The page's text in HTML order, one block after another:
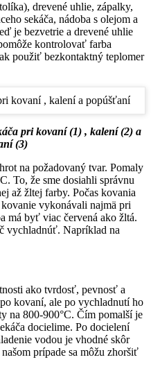
drevené uhlie, zápalky,
sekáča, nádoba s olejom a
je bezvetrie a drevené uhlie
kontrolovať farba
použiť bezkontaktný teplomer
pri kovaní (1) , kalení (2) a
(3)
na požadovaný tvar. Pomaly
To, že sme dosiahli správnu
až žltej farby. Počas kovania
vykonávali najmä pri
má byť viac červená ako žltá.
vychladnúť. Napríklad na
ako tvrdosť, pevnosť a
kovaní, ale po vychladnutí ho
na 800-900°C. Čím pomalší je
docielime. Po docielení
vodou je vhodné skôr
prípade sa môžu zhoršiť